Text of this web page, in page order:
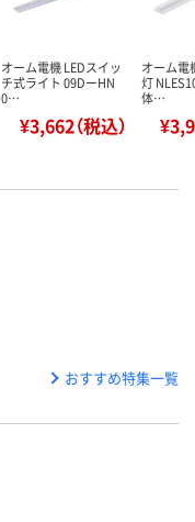
オーム電機 LEDスイッ
チ式ライト 09DーHN
0…
¥3,662（税込）
オーム電
灯
体…
おすすめ特集一覧